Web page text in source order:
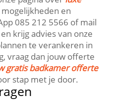
en
085 212 5566 of mail
krijg advies van onze
te verankeren in
vraag dan jouw offerte
gratis badkamer offerte
stap met je door.​